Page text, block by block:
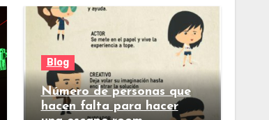
Blog
Número de personas que
hacen falta para hacer